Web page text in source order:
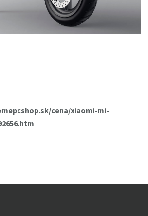
cena/xiaomi-mi-